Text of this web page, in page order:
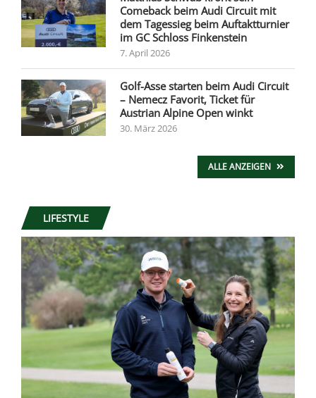
Comeback beim Audi Circuit mit
dem Tagessieg beim Auftaktturnier
im GC Schloss Finkenstein
7. April 2026
Golf-Asse starten beim Audi Circuit
– Nemecz Favorit, Ticket für
Austrian Alpine Open winkt
30. März 2026
ALLE ANZEIGEN
LIFESTYLE